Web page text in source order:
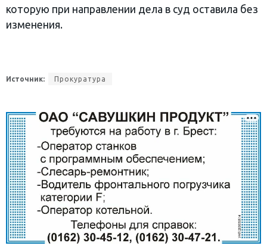
которую при направлении дела в суд оставила без
изменения.
Источник: Прокуратура